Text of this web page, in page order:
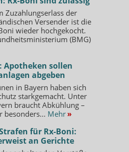
Zuzahlungserlass der
Versender ist die
wieder hochgekocht.
(BMG)
Apotheken sollen
abgeben
in Bayern haben sich
starkgemacht. Unter
braucht Abkühlung –
besonders... Mehr »
für Rx-Boni:
an Gerichte